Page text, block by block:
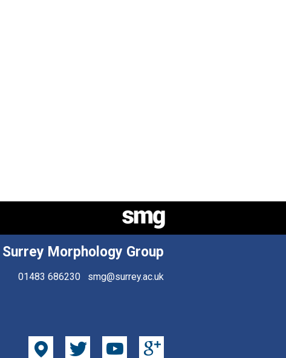
Surrey Morphology Group
01483 686230 smg@surrey.ac.uk